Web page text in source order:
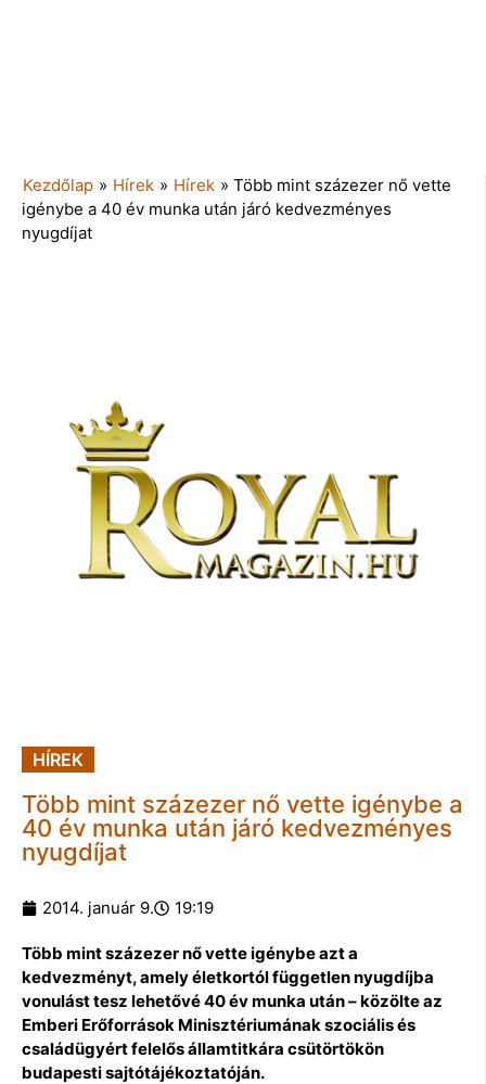
Kezdőlap » Hírek » Hírek » Több mint százezer nő vette
igénybe a 40 év munka után járó kedvezményes
nyugdíjat
HÍREK
Több mint százezer nő vette igénybe a
40 év munka után járó kedvezményes
nyugdíjat
2014. január 9. 19:19
Több mint százezer nő vette igénybe azt a
kedvezményt, amely életkortól független nyugdíjba
vonulást tesz lehetővé 40 év munka után – közölte az
Emberi Erőforrások Minisztériumának szociális és
családügyért felelős államtitkára csütörtökön
budapesti sajtótájékoztatóján.